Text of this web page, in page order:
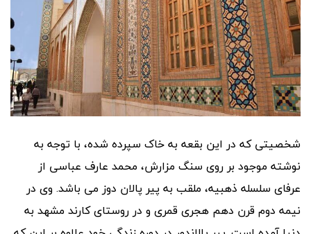
شخصیتی که در این بقعه به خاک سپرده شده، با توجه به
نوشته موجود بر روی سنگ مزارش، محمد عارف عباسی از
عرفای سلسله ذهبیه، ملقب به پیر پالان دوز می باشد. وی در
نیمه دوم قرن دهم هجری قمری و در روستای کارند مشهد به